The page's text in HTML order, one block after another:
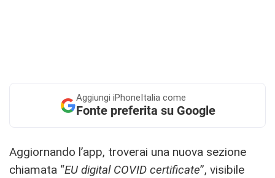
Aggiungi iPhoneItalia come
Fonte preferita su Google
Aggiornando l’app, troverai una nuova sezione
chiamata “EU digital COVID certificate”, visibile